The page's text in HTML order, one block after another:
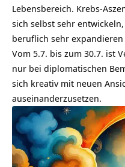
Lebensbereich. Krebs-
sich selbst sehr
beruflich sehr
Vom 5.7. bis zum 30.7. ist
nur bei diplomatischen
sich kreativ mit neuen
auseinanderzusetzen.